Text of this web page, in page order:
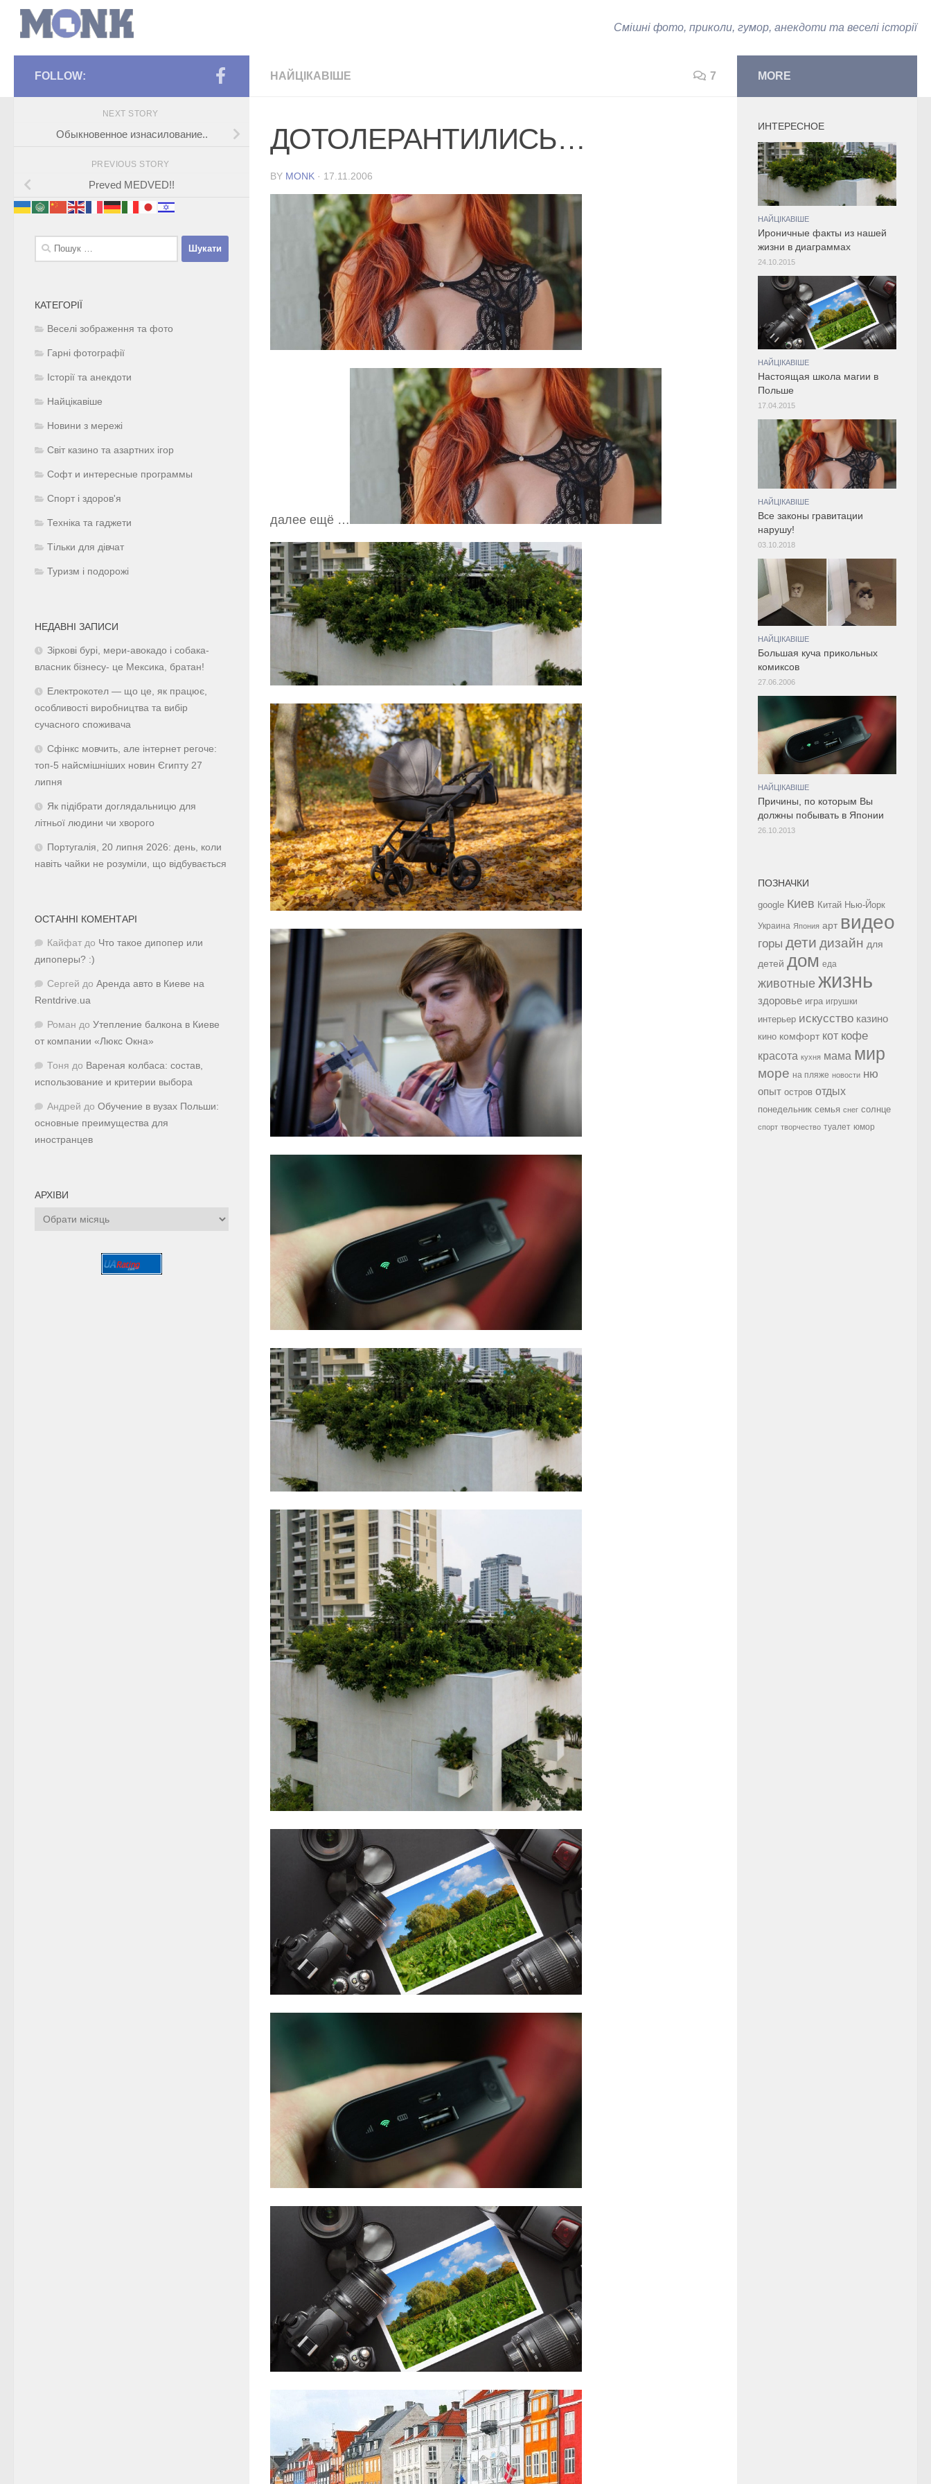
Смішні фото, приколи, гумор, анекдоти та веселі історії
НАЙЦІКАВІШЕ 7
ДОТОЛЕРАНТИЛИСЬ…
BY MONK · 17.11.2006
далее ещё …
FOLLOW:
NEXT STORY
Обыкновенное изнасилование..
PREVIOUS STORY
Preved MEDVED!!
Пошук:
КАТЕГОРІЇ
Веселі зображення та фото
Гарні фотографії
Історії та анекдоти
Найцікавіше
Новини з мережі
Світ казино та азартних ігор
Софт и интересные программы
Спорт і здоров'я
Техніка та гаджети
Тільки для дівчат
Туризм і подорожі
НЕДАВНІ ЗАПИСИ
Зіркові бурі, мери-авокадо і собака-
власник бізнесу- це Мексика, братан!
Електрокотел — що це, як працює,
особливості виробництва та вибір
сучасного споживача
Сфінкс мовчить, але інтернет регоче:
топ-5 найсмішніших новин Єгипту 27
липня
Як підібрати доглядальницю для
літньої людини чи хворого
Португалія, 20 липня 2026: день, коли
навіть чайки не розуміли, що відбувається
ОСТАННІ КОМЕНТАРІ
Кайфат до Что такое дипопер или
дипоперы? :)
Сергей до Аренда авто в Киеве на
Rentdrive.ua
Роман до Утепление балкона в Киеве
от компании «Люкс Окна»
Тоня до Вареная колбаса: состав,
использование и критерии выбора
Андрей до Обучение в вузах Польши:
основные преимущества для
иностранцев
АРХІВИ
Архіви
MORE
ИНТЕРЕСНОЕ
НАЙЦІКАВІШЕ
Ироничные факты из нашей
жизни в диаграммах
24.10.2015
НАЙЦІКАВІШЕ
Настоящая школа магии в
Польше
17.04.2015
НАЙЦІКАВІШЕ
Все законы гравитации
нарушу!
03.10.2018
НАЙЦІКАВІШЕ
Большая куча прикольных
комиксов
27.06.2006
НАЙЦІКАВІШЕ
Причины, по которым Вы
должны побывать в Японии
26.10.2013
ПОЗНАЧКИ
google Киев Китай Нью-Йорк
Украина Япония арт видео
горы дети дизайн для
детей дом еда
животные жизнь
здоровье игра игрушки
интерьер искусство казино
кино комфорт кот кофе
красота кухня мама мир
море на пляже новости ню
опыт остров отдых
понедельник семья снег солнце
спорт творчество туалет юмор